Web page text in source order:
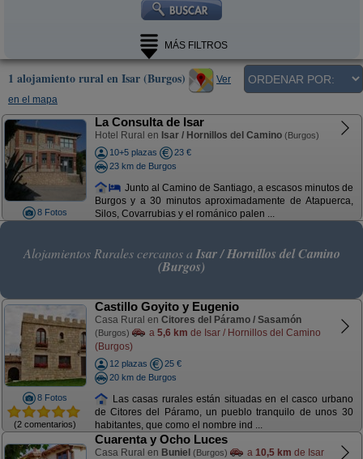
MÁS FILTROS
1 alojamiento rural en Isar (Burgos)
Ver
en el mapa
8 Fotos
La Consulta de Isar
Hotel Rural en Isar / Hornillos del Camino (Burgos)
10+5 plazas
23 €
23 km de Burgos
Junto al Camino de Santiago, a escasos minutos de
Burgos y a 30 minutos aproximadamente de Atapuerca,
Silos, Covarrubias y el románico palen ...
Alojamientos Rurales cercanos a Isar / Hornillos del Camino
(Burgos)
8 Fotos
(2 comentarios)
Castillo Goyito y Eugenio
Casa Rural en Citores del Páramo / Sasamón
(Burgos) a 5,6 km de Isar / Hornillos del Camino
(Burgos)
12 plazas
25 €
20 km de Burgos
Las casas rurales están situadas en el casco urbano
de Citores del Páramo, un pueblo tranquilo de unos 30
habitantes, que como el nombre ind ...
Cuarenta y Ocho Luces
Casa Rural en Buniel (Burgos) a 10,5 km de Isar